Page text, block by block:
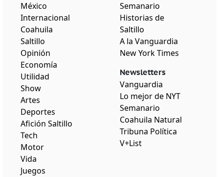
México
Internacional
Coahuila
Saltillo
Opinión
Economía
Utilidad
Show
Artes
Deportes
Afición Saltillo
Tech
Motor
Vida
Juegos
Semanario
Historias de
Saltillo
A la Vanguardia
New York Times
Newsletters
Vanguardia
Lo mejor de NYT
Semanario
Coahuila Natural
Tribuna Política
V+List